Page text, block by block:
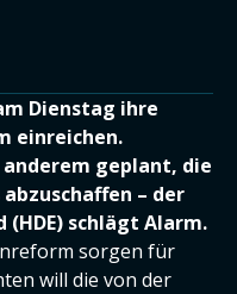
Dienstag ihre
einreichen.
geplant, die
– der
(HDE) schlägt Alarm.
sorgen für
will die von der